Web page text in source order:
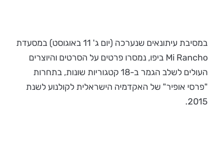
במסיבת עיתונאים שנערכה (יום ג' 11 באוגוסט) במסעדת
Mi Rancho ביפו, נמסרו פרטים על הסרטים והיוצרים
העולים לשלב הגמר ב-18 קטגוריות שונות, בתחרות
"פרסי אופיר" של האקדמיה הישראלית לקולנוע לשנת
2015.